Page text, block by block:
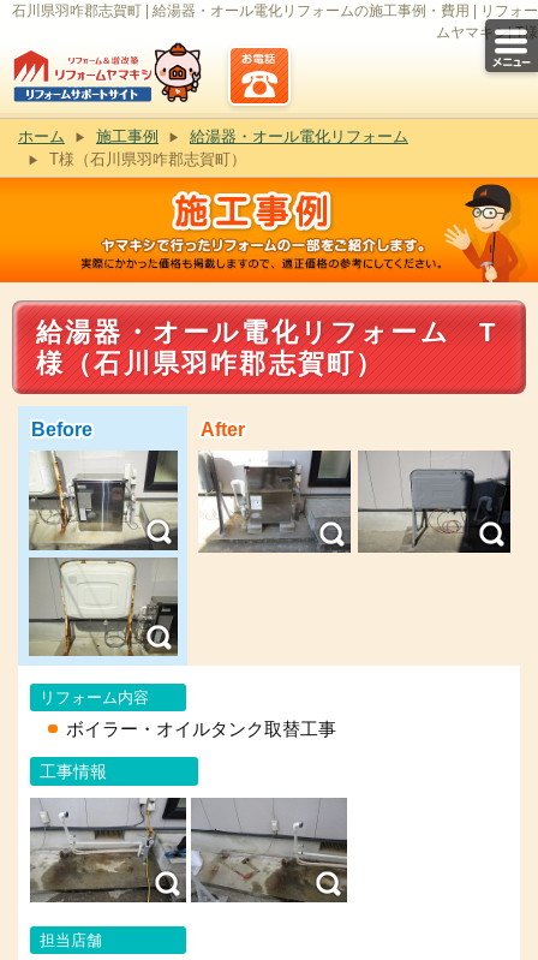
石川県羽咋郡志賀町 | 給湯器・オール電化リフォームの施工事例・費用 | リフォー
ムヤマキシ| T様
ホーム 施工事例
給湯器・オール電化リフォーム
T様（石川県羽咋郡志賀町）
給湯器・オール電化リフォーム T
様（石川県羽咋郡志賀町）
Before After
リフォーム内容
ボイラー・オイルタンク取替工事
工事情報
担当店舗